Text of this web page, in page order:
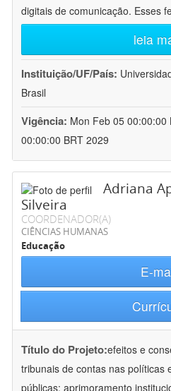
digitais de comunicação. Esses
leia
Instituição/UF/País:
Brasil
Vigência: Mon Feb 05 00:00:00
00:00:00 BRT 2029
Adriana
Silveira
COORDENADOR(A)
CIÊNCIAS HUMANAS
Educação
E-
Título do Projeto:efeitos e
tribunais de contas nas políticas
públicas: aprimoramento